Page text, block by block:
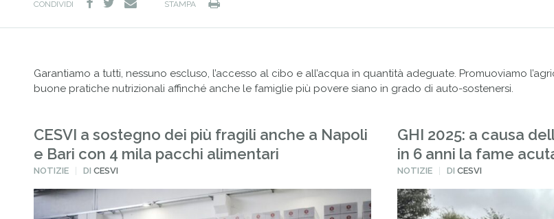
CONDIVIDI
e-
STAMPA
Garantiamo a tutti, nessuno escluso, l’accesso al cibo e all’acqua in quantità adeguate. Promuoviamo
buone pratiche nutrizionali affinché anche le famiglie più povere siano in grado di auto-sostenersi.
CESVI a sostegno dei più fragili anche a Napoli
e Bari con 4 mila pacchi alimentari
PUBBLICATO
NOTIZIE DICESVI
GHI 2025: a causa
in 6 anni la fame
PUBBLICATO
NOTIZIE DICESVI